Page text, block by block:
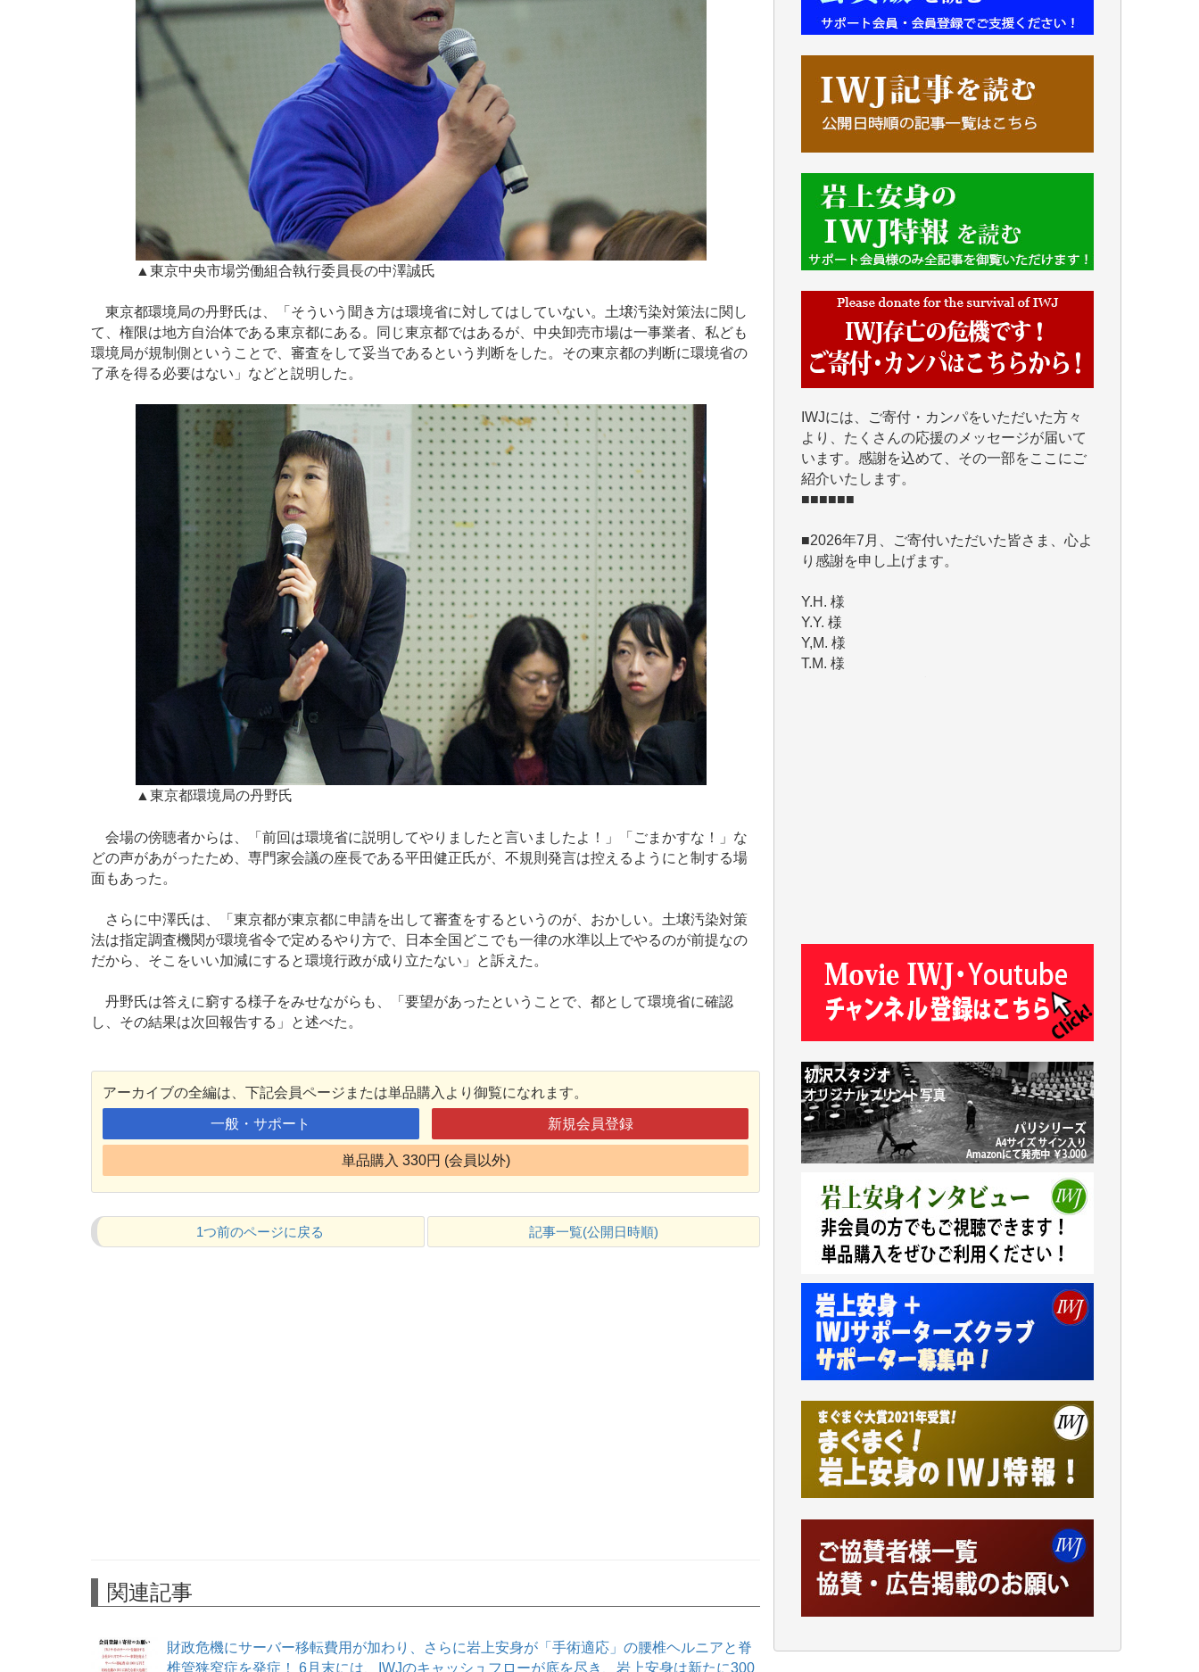
▲東京中央市場労働組合執行委員長の中澤誠氏
東京都環境局の丹野氏は、「そういう聞き方は環境省に対してはしていない。土壌汚染対策法に関し
て、権限は地方自治体である東京都にある。同じ東京都ではあるが、中央卸売市場は一事業者、私ども
環境局が規制側ということで、審査をして妥当であるという判断をした。その東京都の判断に環境省の
了承を得る必要はない」などと説明した。
▲東京都環境局の丹野氏
会場の傍聴者からは、「前回は環境省に説明してやりましたと言いましたよ！」「ごまかすな！」な
どの声があがったため、専門家会議の座長である平田健正氏が、不規則発言は控えるようにと制する場
面もあった。
さらに中澤氏は、「東京都が東京都に申請を出して審査をするというのが、おかしい。土壌汚染対策
法は指定調査機関が環境省令で定めるやり方で、日本全国どこでも一律の水準以上でやるのが前提なの
だから、そこをいい加減にすると環境行政が成り立たない」と訴えた。
丹野氏は答えに窮する様子をみせながらも、「要望があったということで、都として環境省に確認
し、その結果は次回報告する」と述べた。
アーカイブの全編は、下記会員ページまたは単品購入より御覧になれます。
一般・サポート 新規会員登録
単品購入 330円 (会員以外)
1つ前のページに戻る 記事一覧(公開日時順)
関連記事
財政危機にサーバー移転費用が加わり、さらに岩上安身が「手術適応」の腰椎ヘルニアと脊
椎管狭窄症を発症！ 6月末には、IWJのキャッシュフローが底を尽き、岩上安身は新たに300
■■■■■■
IWJには、ご寄付・カンパをいただいた方々
より、たくさんの応援のメッセージが届いて
います。感謝を込めて、その一部をここにご
紹介いたします。
■■■■■■
■2026年7月、ご寄付いただいた皆さま、心よ
Y.H. 様
Y,M. 様
T.M. 様
マツモト ヤスアキ 様
マシオン 恵美香 様
T.K. 様
ASAKO TAKAESU 様
マシオン恵美香 様
平野智生 様
徳山匡 様
金 盛起 様
塩川 晃平 様
松本益美 様
井出 隆太 様
岩井祐子 様
藤田英之 様
藤岡比左志 様
井出 隆太 様
アオキカナメ 様
諸般の事情によりIWJ会費払えず今は非会員
です。市民側に立つ講演会にIWJのカメラマ
ンをよく拝見しております。コンテンツが失
われるのはあまりにもったいない。少しでも
お役立てください。（H.O.様）
今日、僅かですがカンパしました。（T.M.
様）
今日、僅かですがカンパしました。IWJの危
機を乗り切るには到底及ばない額ですが病気
の妻を抱えている私にとっては精一杯のカン
パです。
かねてよりIWJが発してきた膨大な取材記事